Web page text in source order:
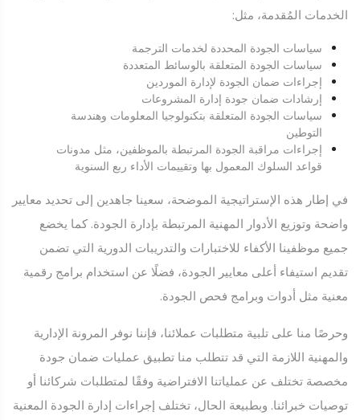
الخدمات المُقدمة، مثل:
سياسات الجودة المحددة لخدمات الترجمة
سياسات الجودة المتعلقة بالوسائط المتعددة
إجراءات ضمان الجودة لإدارة الموردين
إرشادات ضمان جودة إدارة المشروعات
سياسات الجودة المتعلقة بتكنولوجيا المعلومات وهندسة
التوطين
إجراءات مراقبة الجودة المرتبطة بالموظفين، مثل مدونات
قواعد السلوك المعمول بها وتقييمات الأداء ربع السنوية
في إطار هذه الإستراتيجية الموضحة، سعينا جاهدين إلى تحديد معايير
واضحة وتوزيع الأدوار المهنية المرتبطة بإدارة الجودة. كما يخضع
جميع موظفينا الأكفاء للاختبارات والتدريبات الدورية التي تضمن
تقديم استيفاء أعلى معايير الجودة، فضلًا عن استخدام برامج رقمية
معنية مثل أدوات وبرامج فحص الجودة.
وحرصًا منا على تلبية متطلبات عملائنا، فإننا نوفر المرونة الإدارية
والمهنية اللازمة التي قد تتطلب منا تطبيق عمليات ضمان جودة
مخصصة تختلف عن عملياتنا الافتراضية وفقًا لمتطلبات شركائنا أو
توصيات خبرائنا. وبطبيعة الحال، تختلف إجراءات إدارة الجودة المعنية